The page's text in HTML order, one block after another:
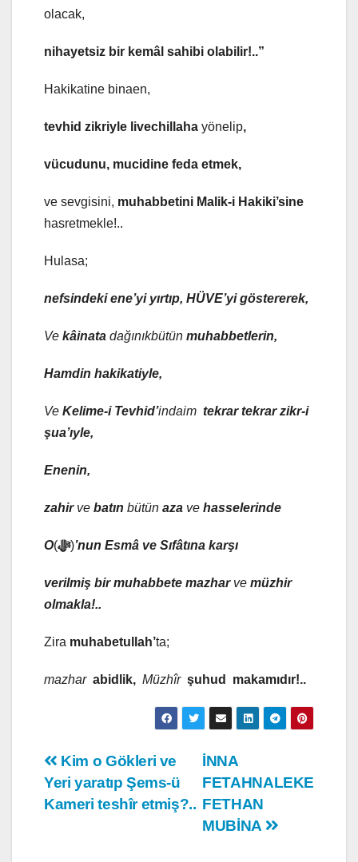
olacak,
nihayetsiz bir kemâl sahibi olabilir!..”
Hakikatine binaen,
tevhid zikriyle livechillaha yönelip,
vücudunu, mucidine feda etmek,
ve sevgisini, muhabbetini Malik-i Hakiki’sine
hasretmekle!..
Hulasa;
nefsindeki ene’yi yırtıp, HÜVE’yi göstererek,
Ve kâinata dağınıkbütün muhabbetlerin,
Hamdin hakikatiyle,
Ve Kelime-i Tevhid’indaim tekrar tekrar zikr-i
şua’ıyle,
Enenin,
zahir ve batın bütün aza ve hasselerinde
O(ﷻ)’nun Esmâ ve Sıfâtına karşı
verilmiş bir muhabbete mazhar ve müzhir
olmakla!..
Zira muhabetullah’ta;
mazhar abidlik, Müzhîr şuhud makamıdır!..
Yazı
gezinmesi
İNNA
FETAHNALEKE
FETHAN
MUBİNA
Kim o Gökleri ve
Yeri yaratıp Şems-ü
Kameri teshîr etmiş?..